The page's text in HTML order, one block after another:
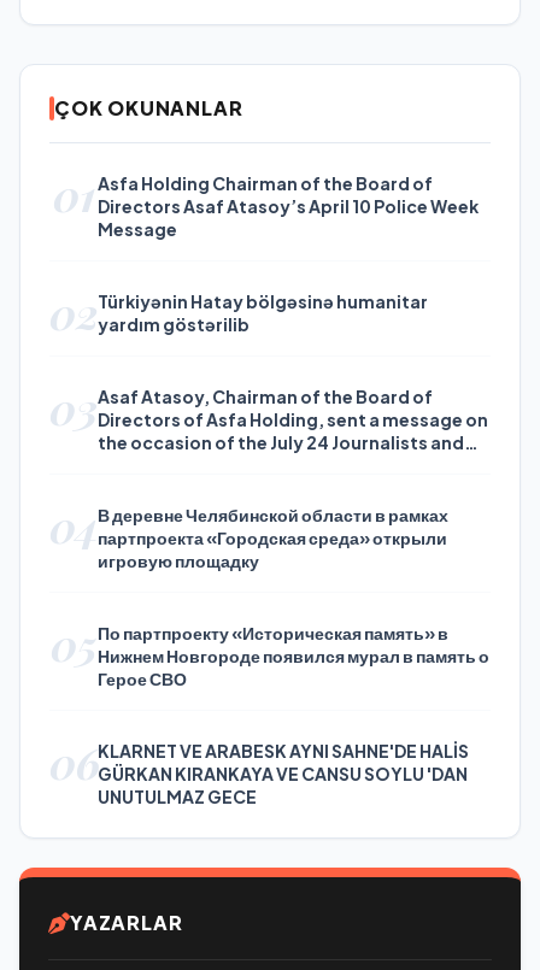
ÇOK OKUNANLAR
01Asfa Holding Chairman of the Board of
Directors Asaf Atasoy’s April 10 Police Week
Message
02Türkiyənin Hatay bölgəsinə humanitar
yardım göstərilib
03Asaf Atasoy, Chairman of the Board of
Directors of Asfa Holding, sent a message on
the occasion of the July 24 Journalists and
04В деревне Челябинской области в рамках
партпроекта «Городская среда» открыли
игровую площадку
05По партпроекту «Историческая память» в
Нижнем Новгороде появился мурал в память о
Герое СВО
06KLARNET VE ARABESK AYNI SAHNE'DE HALİS
GÜRKAN KIRANKAYA VE CANSU SOYLU 'DAN
UNUTULMAZ GECE
YAZARLAR